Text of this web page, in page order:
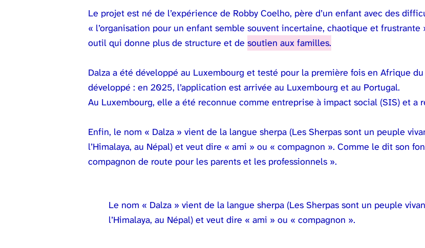
Le projet est né de l’expérience de Robby Coelho, père d’un enfant avec des
« l’organisation pour un enfant semble souvent incertaine, chaotique et frustrante
outil qui donne plus de structure et de soutien aux familles.
Dalza a été développé au Luxembourg et testé pour la première fois en Afrique
développé : en 2025, l’application est arrivée au Luxembourg et au Portugal.
Au Luxembourg, elle a été reconnue comme entreprise à impact social (SIS) et a
Enfin, le nom « Dalza » vient de la langue sherpa (Les Sherpas sont un peuple
l’Himalaya, au Népal) et veut dire « ami » ou « compagnon ». Comme le dit son
compagnon de route pour les parents et les professionnels ».
Le nom « Dalza » vient de la langue sherpa (Les Sherpas sont un peuple
l’Himalaya, au Népal) et veut dire « ami » ou « compagnon ».